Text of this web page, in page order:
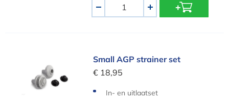
+
Small AGP strainer setSmall AGP strainer set
€ 18,95
In- en uitlaatset